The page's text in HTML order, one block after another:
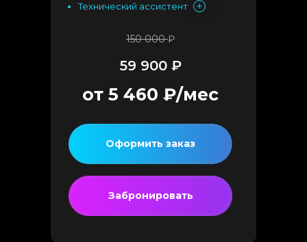
Оформить заказ
Забронировать
Технический ассистент
150 000₽
59 900 ₽
от 5 460 ₽/мес